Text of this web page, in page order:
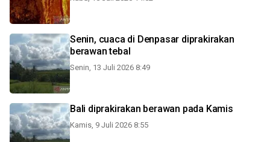
Senin, cuaca di Denpasar diprakirakan
berawan tebal
Senin, 13 Juli 2026 8:49
Bali diprakirakan berawan pada Kamis
Kamis, 9 Juli 2026 8:55